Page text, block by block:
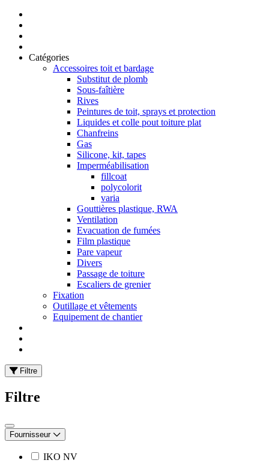
Catégories
Accessoires toit et bardage
Substitut de plomb
Sous-faîtière
Rives
Peintures de toit, sprays et protection
Liquides et colle pout toiture plat
Chanfreins
Gas
Silicone, kit, tapes
Imperméabilisation
fillcoat
polycolorit
varia
Gouttières plastique, RWA
Ventilation
Evacuation de fumées
Film plastique
Pare vapeur
Divers
Passage de toiture
Escaliers de grenier
Fixation
Outillage et vêtements
Equipement de chantier
Filtre
Filtre
Fournisseur
IKO NV